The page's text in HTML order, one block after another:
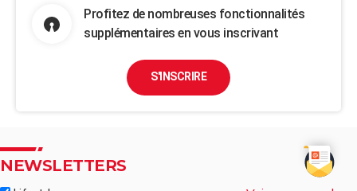
Profitez de nombreuses fonctionnalités
supplémentaires en vous inscrivant
S'INSCRIRE
NEWSLETTERS